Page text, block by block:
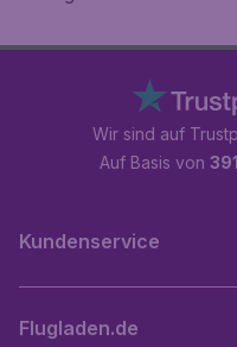
Wir sind auf
Auf Basis von
Kundenservice
Flugladen.de